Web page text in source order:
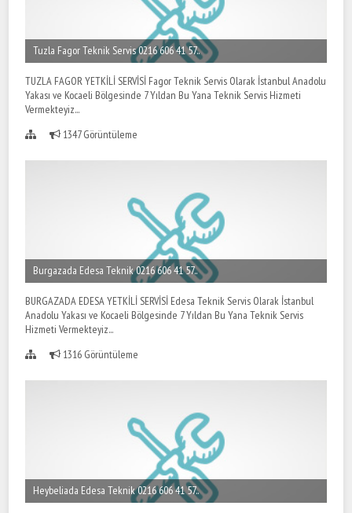
Tuzla Fagor Teknik Servis 0216 606 41 57..
TUZLA FAGOR YETKİLİ SERVİSİ Fagor Teknik Servis Olarak İstanbul Anadolu
Yakası ve Kocaeli Bölgesinde 7 Yıldan Bu Yana Teknik Servis Hizmeti
Vermekteyiz...
1347 Görüntüleme
Burgazada Edesa Teknik 0216 606 41 57..
BURGAZADA EDESA YETKİLİ SERVİSİ Edesa Teknik Servis Olarak İstanbul
Anadolu Yakası ve Kocaeli Bölgesinde 7 Yıldan Bu Yana Teknik Servis
Hizmeti Vermekteyiz...
1316 Görüntüleme
Heybeliada Edesa Teknik 0216 606 41 57..